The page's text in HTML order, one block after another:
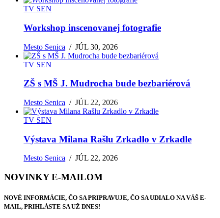
TV SEN
Workshop inscenovanej fotografie
Mesto Senica /JÚL 30, 2026
TV SEN
ZŠ s MŠ J. Mudrocha bude bezbariérová
Mesto Senica /JÚL 22, 2026
TV SEN
Výstava Milana Rašlu Zrkadlo v Zrkadle
Mesto Senica /JÚL 22, 2026
NOVINKY E-MAILOM
NOVÉ INFORMÁCIE, ČO SA PRIPRAVUJE, ČO SA UDIALO NA VÁŠ E-
MAIL, PRIHLÁSTE SA UŽ DNES!